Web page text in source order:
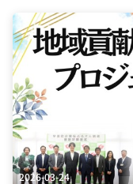
2026-03-24